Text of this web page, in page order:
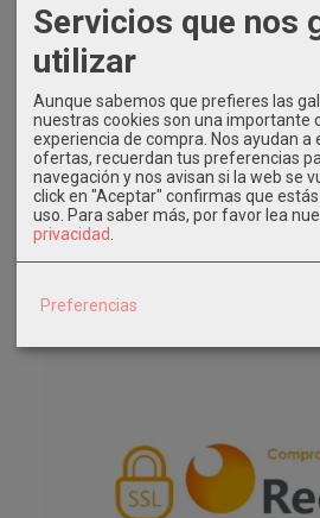
REDES SOCIALES
Twitter
Instagram
Facebook
Servicios que nos
utilizar
Aunque sabemos que prefieres las
nuestras cookies son una importante
experiencia de compra. Nos ayudan a
ofertas, recuerdan tus preferencias
navegación y nos avisan si la web se
click en "Aceptar" confirmas que
uso. Para saber más, por favor lea
privacidad
Preferencias